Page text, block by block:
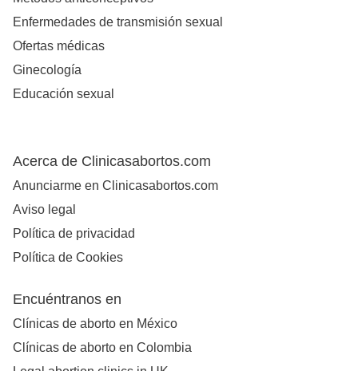
Enfermedades de transmisión sexual
Ofertas médicas
Ginecología
Educación sexual
Acerca de Clinicasabortos.com
Anunciarme en Clinicasabortos.com
Aviso legal
Política de privacidad
Política de Cookies
Encuéntranos en
Clínicas de aborto en México
Clínicas de aborto en Colombia